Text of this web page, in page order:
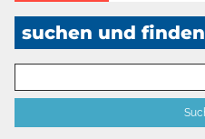
suchen und finden